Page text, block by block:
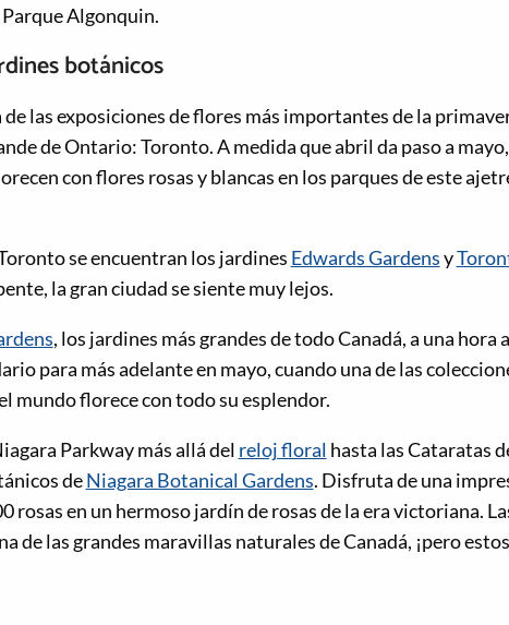
Algonquin.
botánicos
las exposiciones de flores más importantes de la
de Ontario: Toronto. A medida que abril da paso a
con flores rosas y blancas en los parques de este
se encuentran los jardines Edwards Gardensy
la gran ciudad se siente muy lejos.
, los jardines más grandes de todo Canadá, a una hora
para más adelante en mayo, cuando una de las
mundo florece con todo su esplendor.
Parkway más allá del reloj floral hasta las Cataratas
deNiagara Botanical Gardens. Disfruta de una
rosas en un hermoso jardín de rosas de la era victoriana.
de las grandes maravillas naturales de Canadá, ¡pero